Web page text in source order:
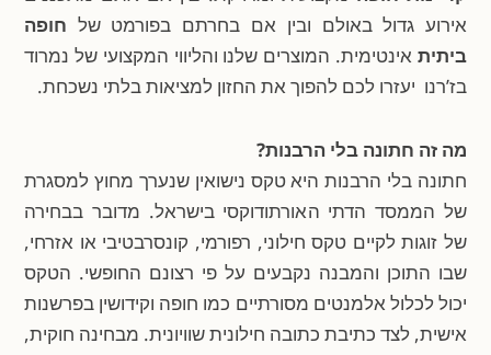
אירוע גדול באולם ובין אם בחרתם בפורמט של חופה
ביתיתאינטימית. המוצרים שלנו והליווי המקצועי של נמרוד
בז’רנו יעזרו לכם להפוך את החזון למציאות בלתי נשכחת.
מה זה חתונה בלי הרבנות?
חתונה בלי הרבנות היא טקס נישואין שנערך מחוץ למסגרת
של הממסד הדתי האורתודוקסי בישראל. מדובר בבחירה
של זוגות לקיים טקס חילוני, רפורמי, קונסרבטיבי או אזרחי,
שבו התוכן והמבנה נקבעים על פי רצונם החופשי. הטקס
יכול לכלול אלמנטים מסורתיים כמו חופה וקידושין בפרשנות
אישית, לצד כתיבת כתובה חילונית שוויונית. מבחינה חוקית,